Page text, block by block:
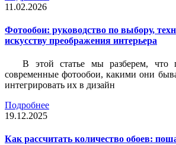
11.02.2026
Фотообои: руководство по выбору,
искусству преображения интерьера
В этой статье мы разберем, что
современные фотообои, какими они
интегрировать их в дизайн
Подробнее
19.12.2025
Как рассчитать количество обоев: